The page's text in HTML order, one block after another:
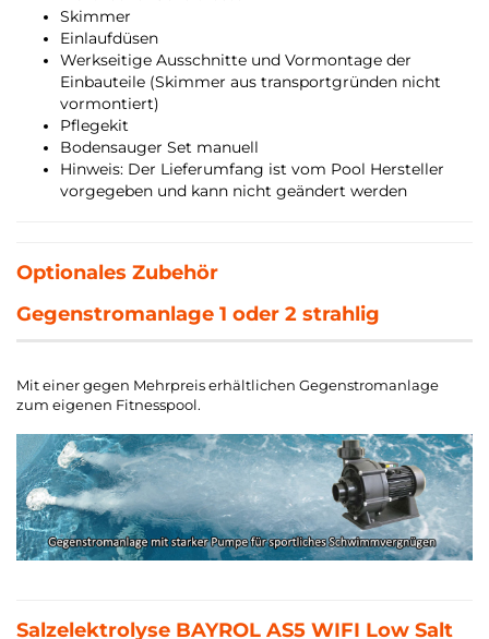
Skimmer
Einlaufdüsen
Werkseitige Ausschnitte und Vormontage der
Einbauteile (Skimmer aus transportgründen nicht
vormontiert)
Pflegekit
Bodensauger Set manuell
Hinweis: Der Lieferumfang ist vom Pool Hersteller
vorgegeben und kann nicht geändert werden
Optionales Zubehör
Gegenstromanlage 1 oder 2 strahlig
Mit einer gegen Mehrpreis erhältlichen Gegenstromanlage
zum eigenen Fitnesspool.
Salzelektrolyse BAYROL AS5 WIFI Low Salt